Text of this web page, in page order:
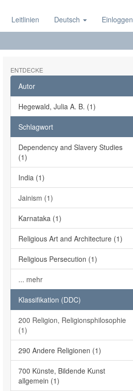
Leitlinien Deutsch Einloggen
ENTDECKE
Autor
Hegewald, Julia A. B. (1)
Schlagwort
Dependency and Slavery Studies
(1)
India (1)
Jainism (1)
Karnataka (1)
Religious Art and Architecture (1)
Religious Persecution (1)
... mehr
Klassifikation (DDC)
200 Religion, Religionsphilosophie
(1)
290 Andere Religionen (1)
700 Künste, Bildende Kunst
allgemein (1)